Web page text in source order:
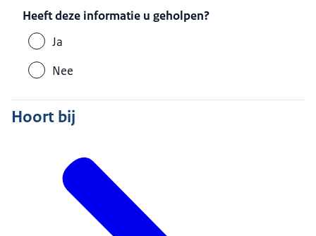
Heeft deze informatie u geholpen?
Ja
Nee
Hoort bij